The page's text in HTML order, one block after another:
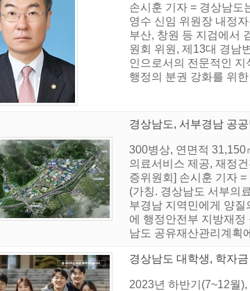
손시훈 기자 = 경상남도
영수 신임 위원장 내정
부산, 창원 등 지검에서
원회 위원, 제13대 경남
인으로서의 전문적인
행정의 분권 강화를 위
경상남도, 서부경남 공
300병상, 연면적 31,150
의료서비스 제공, 재정
증위원회] 손시훈 기자
(가칭. 경상남도 서부의
부경남 지역민에게 양
에 행정안전부 지방재
남도 공유재산관리계획
경상남도 대학생, 학자
2023년 하반기(7~12월